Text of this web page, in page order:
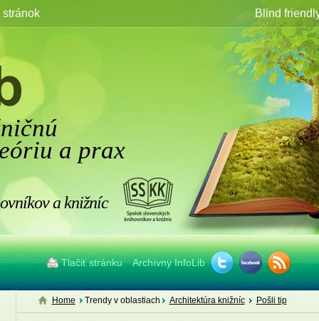
a prax
a knižníc
Tlačiť stránku Archívny InfoLib
stránok Blind
Home Trendy v oblastiach Architektúra knižníc Pošli tip